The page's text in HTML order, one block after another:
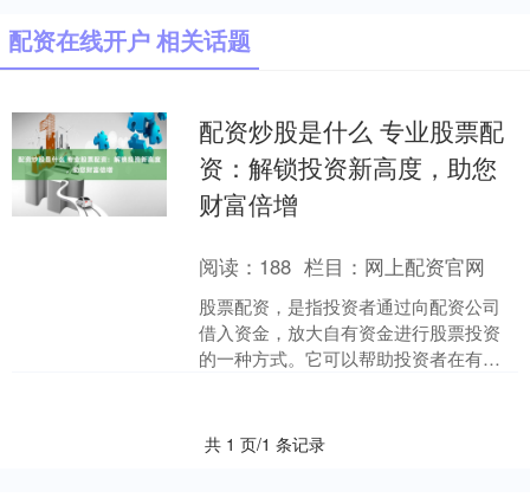
配资在线开户 相关话题
配资炒股是什么 专业股票配
资：解锁投资新高度，助您
财富倍增
阅读： 188 栏目： 网上配资官网
股票配资，是指投资者通过向配资公司
借入资金，放大自有资金进行股票投资
的一种方式。它可以帮助投资者在有限
共 1 页/1 条记录